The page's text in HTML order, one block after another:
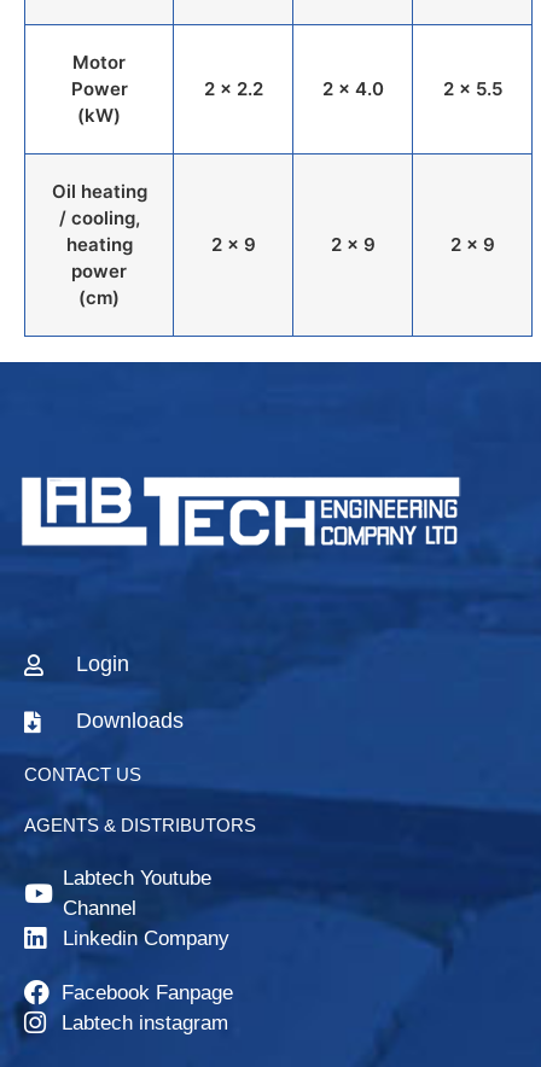
Motor
Power
(kW)
2 x 2.2 2 x 4.0 2 x 5.5
Oil heating
/ cooling,
heating
power
(cm)
2 x 9 2 x 9 2 x 9
Login
Downloads
CONTACT US
AGENTS & DISTRIBUTORS
Labtech Youtube
Channel
Linkedin Company
Facebook Fanpage
Labtech instagram